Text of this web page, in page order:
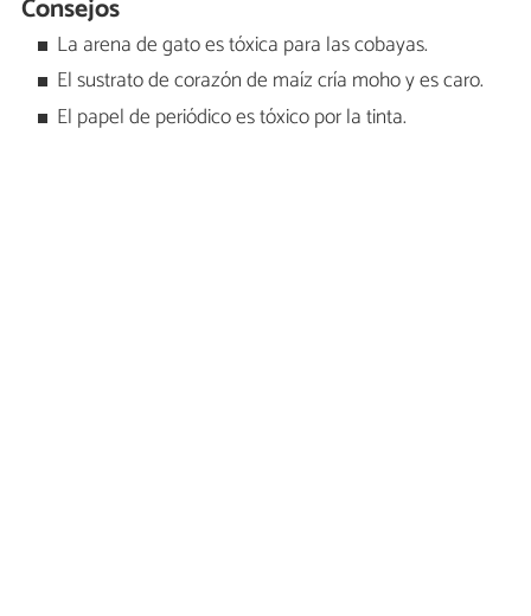
Consejos
La arena de gato es tóxica para las cobayas.
El sustrato de corazón de maíz cría moho y es caro.
El papel de periódico es tóxico por la tinta.